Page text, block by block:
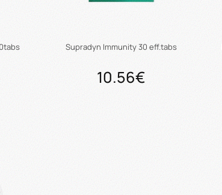
Supradyn Immunity 30 eff.tabs
10.56€